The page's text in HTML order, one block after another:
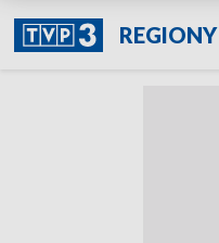
REGIONY